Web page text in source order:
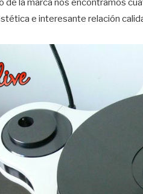
de la marca nos encontramos
e interesante relación